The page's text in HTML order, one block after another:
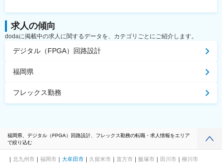
求人の傾向
dodaに掲載中の求人に関するデータを、カテゴリごとにご紹介します。
デジタル（FPGA）回路設計
福岡県
フレックス勤務
福岡県、デジタル（FPGA）回路設計、フレックス勤務の転職・求人情報をエリア
で絞り込む
北九州市 福岡市 大牟田市 久留米市 直方市 飯塚市 田川市
柳川市